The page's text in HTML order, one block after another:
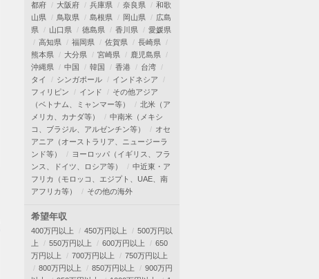
都府
大阪府 兵庫県 奈良県
和歌
山県
鳥取県 島根県 岡山県
広島
県
山口県 徳島県 香川県
愛媛県
高知県
福岡県 佐賀県
長崎県
熊本県
大分県 宮崎県
鹿児島県
沖縄県
中国 韓国 香港
台湾
タイ
シンガポール
インドネシア
フィリピン
インド
その他アジア
（ベトナム、ミャンマー等）
北米（ア
メリカ、カナダ等）
中南米（メキシ
コ、ブラジル、アルゼンチン等）
オセ
アニア（オーストラリア、ニュージーラ
ンド等）
ヨーロッパ（イギリス、フラ
ンス、ドイツ、ロシア等）
中近東・ア
フリカ（モロッコ、エジプト、UAE、南
アフリカ等）
その他の海外
希望年収
400万円以上 450万円以上
500万円以
上
550万円以上 600万円以上
650
万円以上
700万円以上
750万円以上
800万円以上
850万円以上
900万円